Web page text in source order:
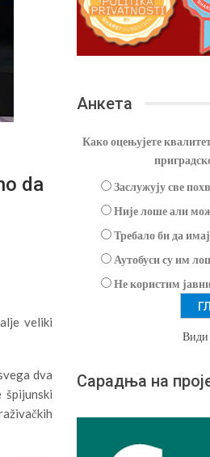
da
veliki
dva
Анкета
Како оцењујете
Заслужују све
Није лоше али
Требало би да
Аутобуси су им
Не користим
Види
Сарадња на